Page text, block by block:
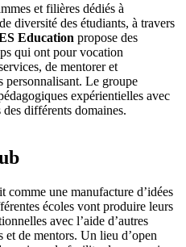
et filières dédiés à
diversité des étudiants, à travers
Education propose des
qui ont pour vocation
de mentorer et
personnalisant. Le groupe
expérientielles avec
des différents domaines.
une manufacture d’idées
écoles vont produire leurs
avec l’aide d’autres
et de mentors. Un lieu d’open